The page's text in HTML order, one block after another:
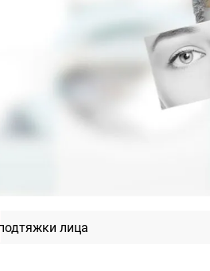
лица